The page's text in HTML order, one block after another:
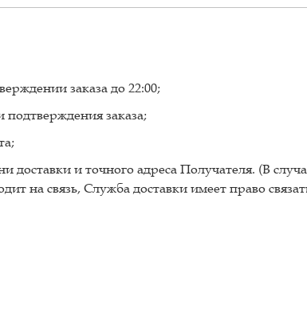
заказа до 22:00;
подтверждения заказа;
и точного адреса Получателя. (В
на связь, Служба доставки имеет право